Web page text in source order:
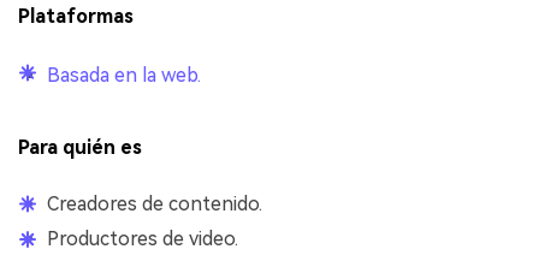
Plataformas
Basada en la web.
Para quién es
Creadores de contenido.
Productores de video.